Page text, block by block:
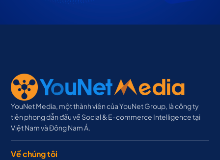
YouNet Media, một thành viên của YouNet Group, là công ty
tiên phong dẫn đầu về Social & E-commerce Intelligence tại
Việt Nam và Đông Nam Á.
Về chúng tôi